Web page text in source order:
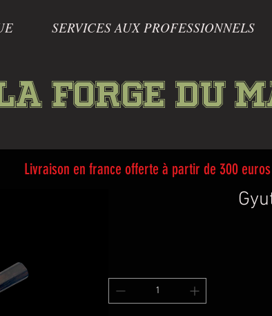
SERVICES AUX PROFESSIONNELS
forge du
Livraison en france offerte à partir de 300